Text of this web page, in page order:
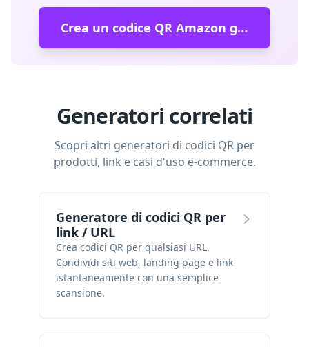
Crea un codice QR Amazon gratuito
Generatori correlati
Scopri altri generatori di codici QR per
prodotti, link e casi d'uso e-commerce.
Generatore di codici QR per
link / URL
Crea codici QR per qualsiasi URL.
Condividi siti web, landing page e link
istantaneamente con una semplice
scansione.